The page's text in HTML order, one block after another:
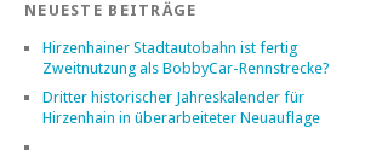
NEUESTE BEITRÄGE
Hirzenhainer Stadtautobahn ist fertig
Zweitnutzung als BobbyCar-Rennstrecke?
Dritter historischer Jahreskalender für
Hirzenhain in überarbeiteter Neuauflage